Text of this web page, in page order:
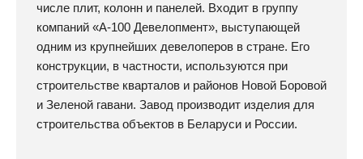
числе плит, колонн и панелей. Входит в группу
компаний «А-100 Девелопмент», выступающей
одним из крупнейших девелоперов в стране. Его
конструкции, в частности, используются при
строительстве кварталов и районов Новой Боровой
и Зеленой гавани. Завод производит изделия для
строительства объектов в Беларуси и России.